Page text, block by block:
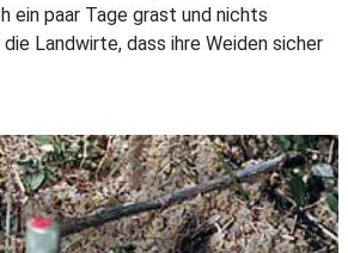
ein paar Tage grast und nichts
Landwirte, dass ihre Weiden sicher